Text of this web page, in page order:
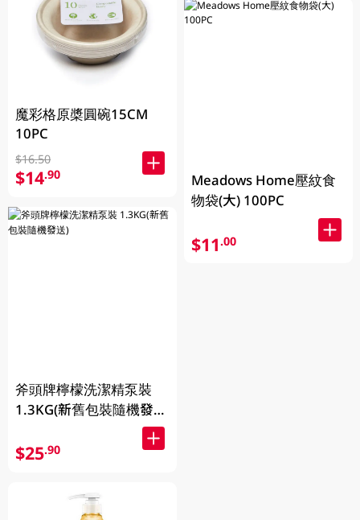
魔彩格原槳圓碗15CM
10PC
$16.50
$14.90
斧頭牌檸檬洗潔精泵裝
1.3KG(新舊包裝隨機發
$25.90
Meadows Home壓紋食
物袋(大) 100PC
$11.00